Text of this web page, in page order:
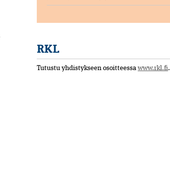
RKL
Tutustu yhdistykseen osoitteessa www.rkl.fi.